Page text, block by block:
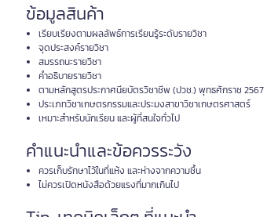
ข้อมูลสินค้า
เรียบเรียงตามผลลัพธ์การเรียนรู้ระดับรายวิชา
จุดประสงค์รายวิชา
สมรรถนะรายวิชา
คำอธิบายรายวิชา
ตามหลักสูตรประกาศนียบัตรวิชาชีพ (ปวช.) พุทธศักราช 2567
ประเภทวิชาเกษตรกรรมและประมงสาขาวิชาเกษตรศาสตร์
เหมาะสำหรับนักเรียน และผู้ที่สนใจทั่วไป
คำแนะนำและข้อควรระวัง
ควรเก็บรักษาไว้ในที่แห้ง และห่างจากความชื้น
ไม่ควรเปิดหนังสือด้วยแรงที่มากเกินไป